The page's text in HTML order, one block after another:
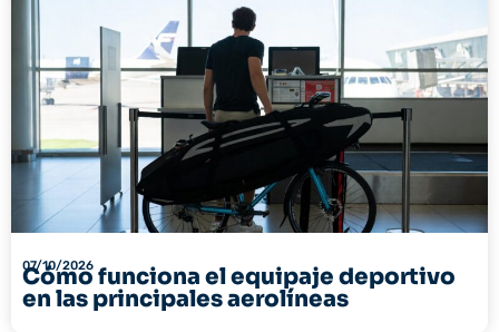
07/10/2026
Cómo funciona el equipaje deportivo
en las principales aerolíneas